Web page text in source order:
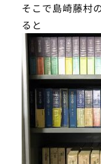
そこで島崎藤村
ると